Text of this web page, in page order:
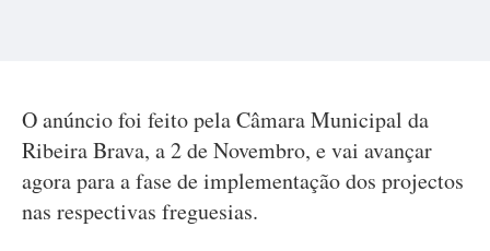
O anúncio foi feito pela Câmara Municipal da
Ribeira Brava, a 2 de Novembro, e vai avançar
agora para a fase de implementação dos projectos
nas respectivas freguesias.